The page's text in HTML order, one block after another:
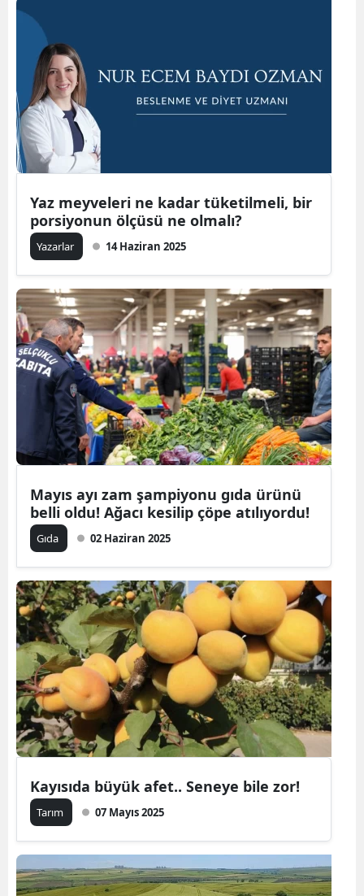
Yaz meyveleri ne kadar tüketilmeli, bir
porsiyonun ölçüsü ne olmalı?
Yazarlar 14 Haziran 2025
Mayıs ayı zam şampiyonu gıda ürünü
belli oldu! Ağacı kesilip çöpe atılıyordu!
Gıda 02 Haziran 2025
Kayısıda büyük afet.. Seneye bile zor!
Tarım 07 Mayıs 2025